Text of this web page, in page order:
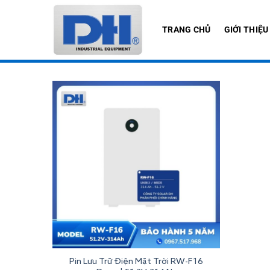
TRANG CHỦ GIỚI THIỆU
Pin Lưu Trữ Điện Mặt Trời RW-F16